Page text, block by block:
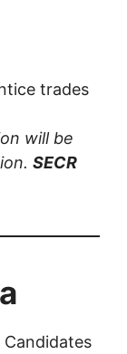
trades
will be
SECR
Candidates